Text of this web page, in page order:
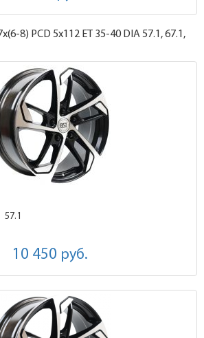
(6-8) PCD 5x112 ET 35-40 DIA 57.1, 67.1,
57.1
10 450 руб.